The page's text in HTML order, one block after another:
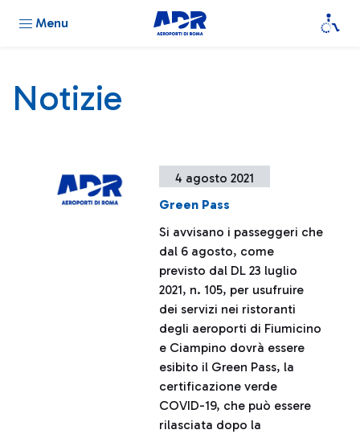
Menu
Notizie
4 agosto 2021
Green Pass
Si avvisano i passeggeri che
dal 6 agosto, come
previsto dal DL 23 luglio
2021, n. 105, per usufruire
dei servizi nei ristoranti
degli aeroporti di Fiumicino
e Ciampino dovrà essere
esibito il Green Pass, la
certificazione verde
COVID-19, che può essere
rilasciata dopo la